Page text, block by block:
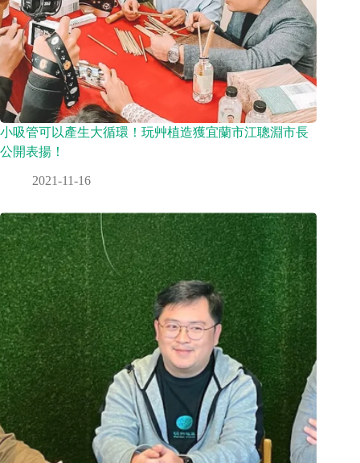
小吸管可以產生大循環！玩艸植造獲宜蘭市江聰淵市長
公開表揚！
2021-11-16